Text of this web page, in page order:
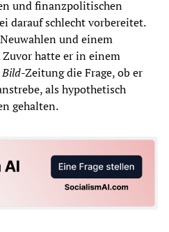
und finanzpolitischen
darauf schlecht vorbereitet.
und einem
Zuvor hatte er in einem
Bild-Zeitung die Frage, ob er
als hypothetisch
gehalten.